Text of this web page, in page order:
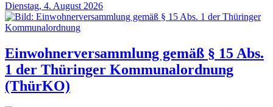
Dienstag, 4. August 2026
Einwohnerversammlung gemäß § 15 Abs.
1 der Thüringer Kommunalordnung
(ThürKO)